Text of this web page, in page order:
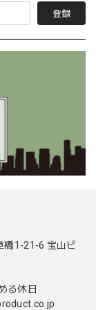
登録
橋1-21-6 宝山ビ
る休日